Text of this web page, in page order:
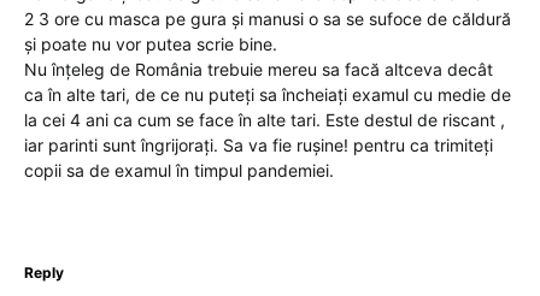
2 3 ore cu masca pe gura și manusi o sa se sufoce de căldură
și poate nu vor putea scrie bine.
Nu înțeleg de România trebuie mereu sa facă altceva decât
ca în alte tari, de ce nu puteți sa încheiați examul cu medie de
la cei 4 ani ca cum se face în alte tari. Este destul de riscant ,
iar parinti sunt îngrijorați. Sa va fie rușine! pentru ca trimiteți
copii sa de examul în timpul pandemiei.
Reply